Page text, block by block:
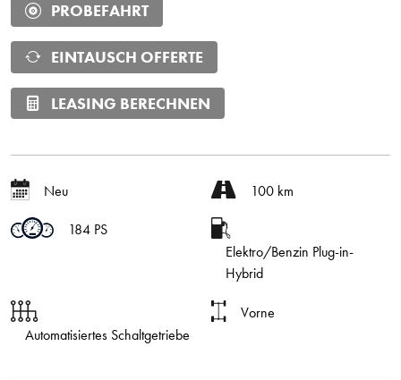
PROBEFAHRT
EINTAUSCH OFFERTE
LEASING BERECHNEN
Neu 100 km
184 PS
Elektro/Benzin Plug-in-
Hybrid
Automatisiertes Schaltgetriebe
Vorne